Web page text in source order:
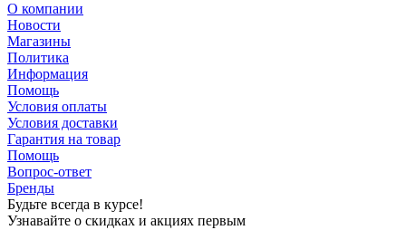
О компании
Новости
Магазины
Политика
Информация
Помощь
Условия оплаты
Условия доставки
Гарантия на товар
Помощь
Вопрос-ответ
Бренды
Будьте всегда в курсе!
Узнавайте о скидках и акциях первым